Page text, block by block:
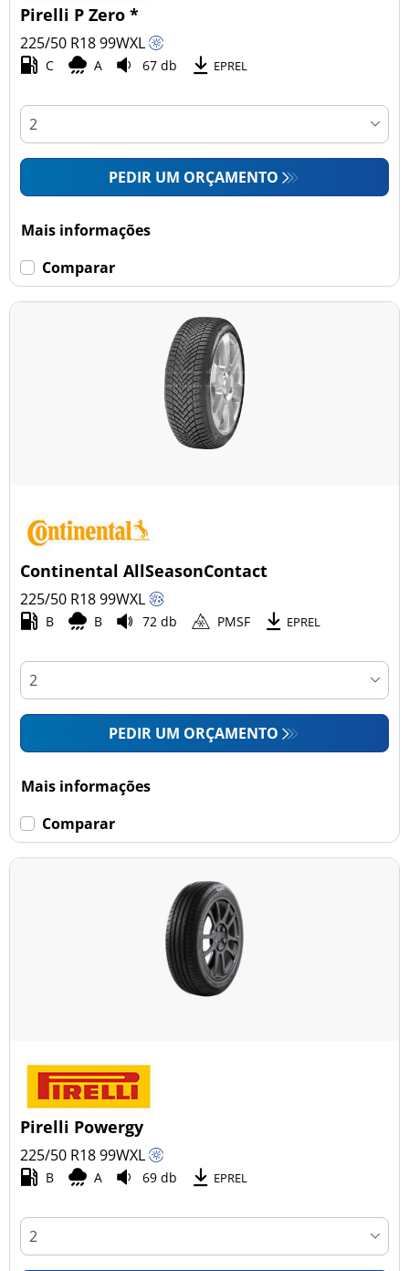
Pirelli P Zero *
225/50 R1899WXL
C A 67 db EPREL
PEDIR UM ORÇAMENTO
Mais informações
Comparar
Continental AllSeasonContact
225/50 R1899WXL
B B 72 db PMSF EPREL
PEDIR UM ORÇAMENTO
Mais informações
Comparar
Pirelli Powergy
225/50 R1899WXL
B A 69 db EPREL